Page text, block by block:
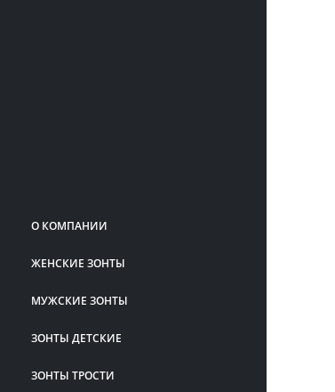
О КОМПАНИИ
ЖЕНСКИЕ ЗОНТЫ
МУЖСКИЕ ЗОНТЫ
ЗОНТЫ ДЕТСКИЕ
ЗОНТЫ ТРОСТИ